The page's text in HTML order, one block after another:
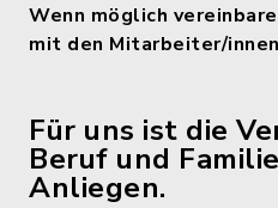
Wenn möglich
mit den Mitarbeiter/
Für uns ist die
Beruf und
Anliegen.